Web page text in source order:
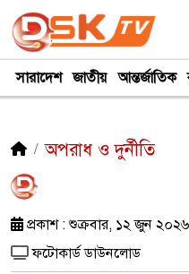
সারাদেশ জাতীয় আন্তর্জাতিক
অপরাধ ও দুর্নীতি
প্রকাশ : শুক্রবার, ১২ জুন ২০২৬
ফটোকার্ড ডাউনলোড